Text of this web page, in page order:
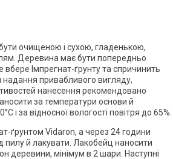
очищеною і сухою, гладенькою,
Деревина має бути попередньо
Імпрегнат-ґрунту та спричинить
привабливого вигляду,
нанесення рекомендовано
за температури основи й
i за відносної вологості повітря до 65%.
ґрунтом Vidaron, а через 24 години
й лакувати. Лакобейц наносити
деревини, мінімум в 2 шари. Наступні